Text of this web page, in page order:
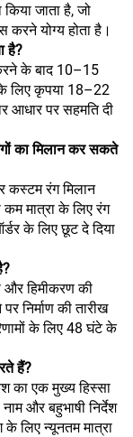
जाता है, जो
योग्य होता है।
है?
के बाद 10–15
लिए कृपया 18–22
आधार पर सहमति दी
का मिलान कर सकते
कस्टम रंग मिलान
मात्रा के लिए रंग
के लिए छूट दे दिया
और हिमीकरण की
निर्माण की तारीख
के लिए 48 घंटे के
हैं?
का एक मुख्य हिस्सा
और बहुभाषी निर्देश
लिए न्यूनतम मात्रा